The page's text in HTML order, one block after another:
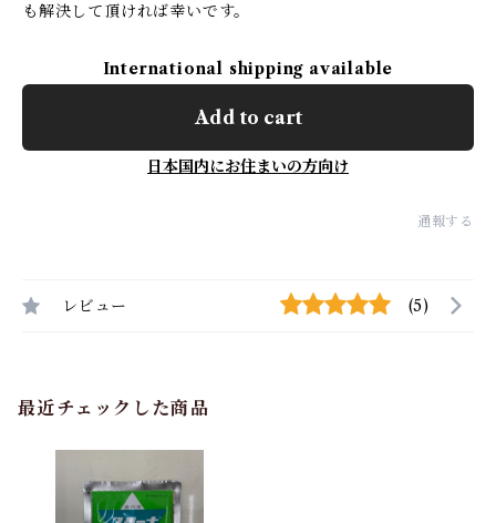
も解決して頂ければ幸いです。
International shipping available
Add to cart
日本国内にお住まいの方向け
通報する
レビュー (5)
最近チェックした商品